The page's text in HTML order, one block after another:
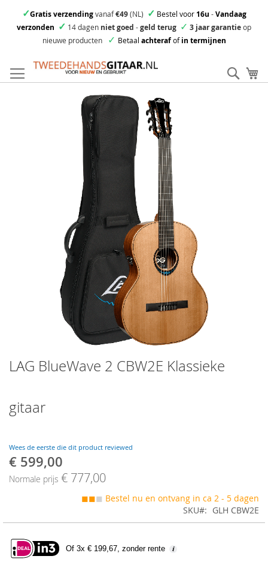
✓Gratis verzendingvanaf€49(NL) ✓ Bestel voor16u -Vandaag
verzonden ✓ 14 dagen niet goed -geld terug ✓ 3 jaar garantieop
nieuwe producten
✓ Betaal achterafofin termijnen
direct
door
LAG BlueWave 2 CBW2E Klassieke
gitaar
Wees de eerste die dit product reviewed
Speciale
€ 599,00
Normale prijs € 777,00
◼◼◼ Bestel nu en ontvang in ca 2 - 5 dagen
SKU
GLH CBW2E
Of 3x € 199,67, zonder rente
to
the
the